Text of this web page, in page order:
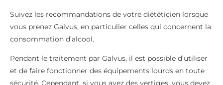
Suivez les recommandations de votre diététicien lorsque
vous prenez Galvus, en particulier celles qui concernent la
consommation d’alcool.
Pendant le traitement par Galvus, il est possible d’utiliser
et de faire fonctionner des équipements lourds en toute
sécurité. Cependant, si vous avez des vertiges, vous devez